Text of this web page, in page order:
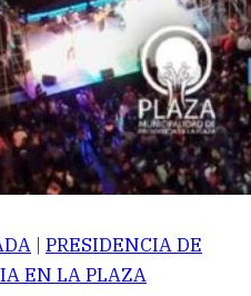
| PRESIDENCIA DE
EN LA PLAZA